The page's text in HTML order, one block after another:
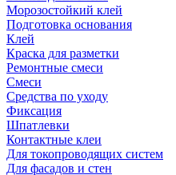
Морозостойкий клей
Подготовка основания
Клей
Краска для разметки
Ремонтные смеси
Смеси
Средства по уходу
Фиксация
Шпатлевки
Контактные клеи
Для токопроводящих систем
Для фасадов и стен